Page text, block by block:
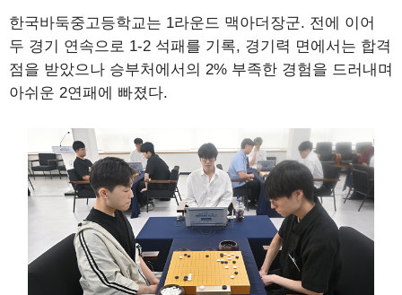
한국바둑중고등학교는 1라운드 맥아더장군. 전에 이어
두 경기 연속으로 1-2 석패를 기록, 경기력 면에서는 합격
점을 받았으나 승부처에서의 2% 부족한 경험을 드러내며
아쉬운 2연패에 빠졌다.